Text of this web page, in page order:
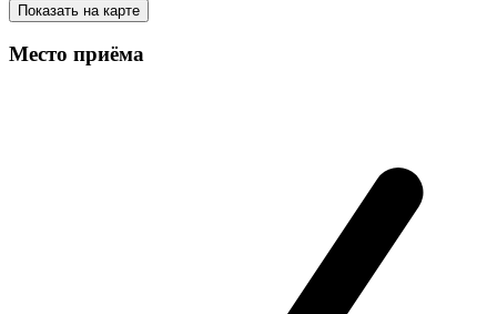
Показать на карте
Место приёма